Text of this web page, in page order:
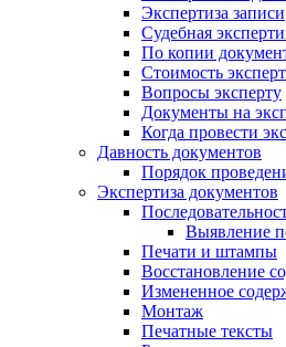
Экспертиза записи
Судебная
По копии
Стоимость
Вопросы эксперту
Документы на
Когда провести
Давность документов
Порядок
Экспертиза документов
Выявление
Печати и штампы
Восстановление
Измененное
Монтаж
Печатные тексты